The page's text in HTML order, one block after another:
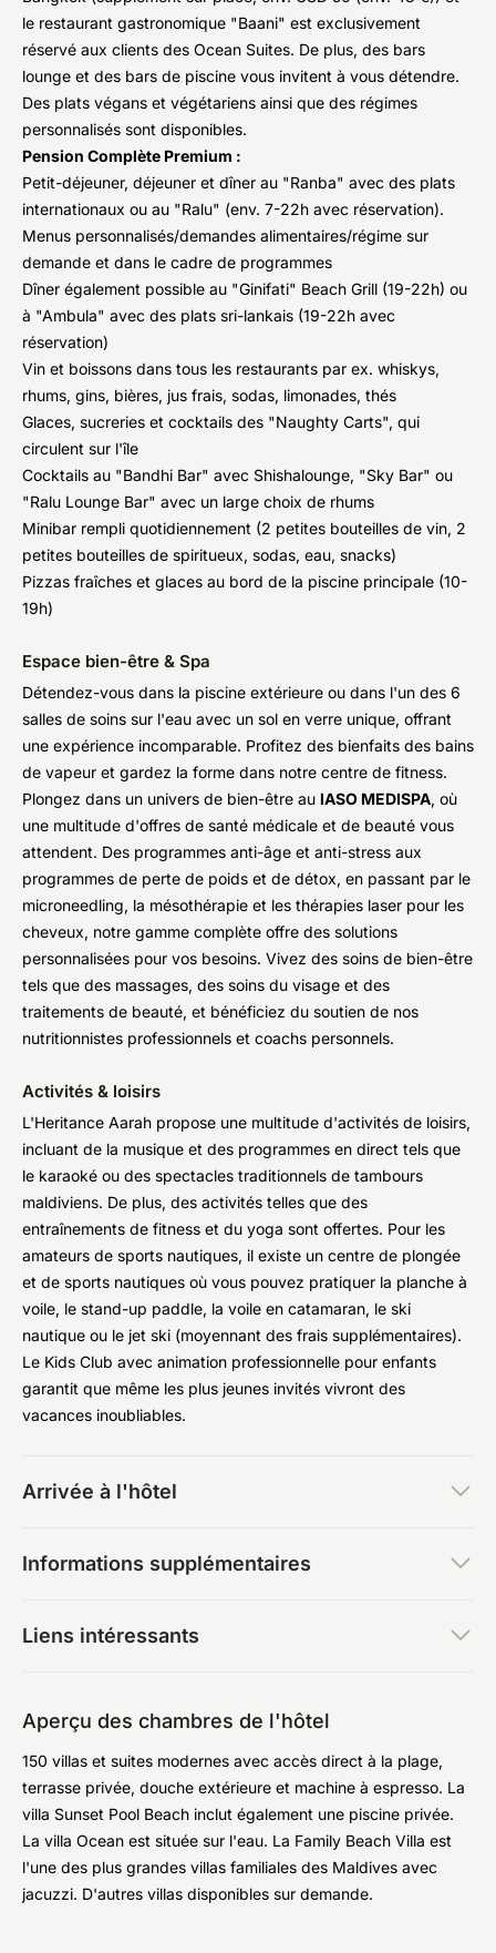
le restaurant gastronomique "Baani" est exclusivement
réservé aux clients des Ocean Suites. De plus, des bars
lounge et des bars de piscine vous invitent à vous détendre.
Des plats végans et végétariens ainsi que des régimes
personnalisés sont disponibles.
Pension Complète Premium :
Petit-déjeuner, déjeuner et dîner au "Ranba" avec des plats
internationaux ou au "Ralu" (env. 7-22h avec réservation).
Menus personnalisés/demandes alimentaires/régime sur
demande et dans le cadre de programmes
Dîner également possible au "Ginifati" Beach Grill (19-22h) ou
à "Ambula" avec des plats sri-lankais (19-22h avec
réservation)
Vin et boissons dans tous les restaurants par ex. whiskys,
rhums, gins, bières, jus frais, sodas, limonades, thés
Glaces, sucreries et cocktails des "Naughty Carts", qui
circulent sur l'île
Cocktails au "Bandhi Bar" avec Shishalounge, "Sky Bar" ou
"Ralu Lounge Bar" avec un large choix de rhums
Minibar rempli quotidiennement (2 petites bouteilles de vin, 2
petites bouteilles de spiritueux, sodas, eau, snacks)
Pizzas fraîches et glaces au bord de la piscine principale (10-
19h)
Espace bien-être & Spa
Détendez-vous dans la piscine extérieure ou dans l'un des 6
salles de soins sur l'eau avec un sol en verre unique, offrant
une expérience incomparable. Profitez des bienfaits des bains
de vapeur et gardez la forme dans notre centre de fitness.
Plongez dans un univers de bien-être au IASO MEDISPA, où
une multitude d'offres de santé médicale et de beauté vous
attendent. Des programmes anti-âge et anti-stress aux
programmes de perte de poids et de détox, en passant par le
microneedling, la mésothérapie et les thérapies laser pour les
cheveux, notre gamme complète offre des solutions
personnalisées pour vos besoins. Vivez des soins de bien-être
tels que des massages, des soins du visage et des
traitements de beauté, et bénéficiez du soutien de nos
nutritionnistes professionnels et coachs personnels.
Activités & loisirs
L'Heritance Aarah propose une multitude d'activités de loisirs,
incluant de la musique et des programmes en direct tels que
le karaoké ou des spectacles traditionnels de tambours
maldiviens. De plus, des activités telles que des
entraînements de fitness et du yoga sont offertes. Pour les
amateurs de sports nautiques, il existe un centre de plongée
et de sports nautiques où vous pouvez pratiquer la planche à
voile, le stand-up paddle, la voile en catamaran, le ski
nautique ou le jet ski (moyennant des frais supplémentaires).
Le Kids Club avec animation professionnelle pour enfants
garantit que même les plus jeunes invités vivront des
vacances inoubliables.
Arrivée à l'hôtel
Informations supplémentaires
Liens intéressants
Aperçu des chambres de l'hôtel
150 villas et suites modernes avec accès direct à la plage,
terrasse privée, douche extérieure et machine à espresso. La
villa Sunset Pool Beach inclut également une piscine privée.
La villa Ocean est située sur l'eau. La Family Beach Villa est
l'une des plus grandes villas familiales des Maldives avec
jacuzzi. D'autres villas disponibles sur demande.